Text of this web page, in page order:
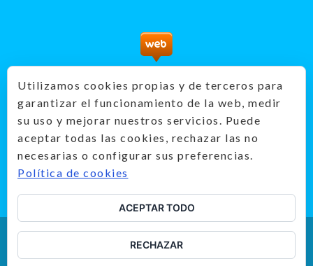
PantallasAmigas - Recursos didácticos
prevención
Producido por:
Utilizamos cookies propias y de terceros para
garantizar el funcionamiento de la web, medir
su uso y mejorar nuestros servicios. Puede
aceptar todas las cookies, rechazar las no
necesarias o configurar sus preferencias.
Política de cookies
ACEPTAR TODO
RECHAZAR